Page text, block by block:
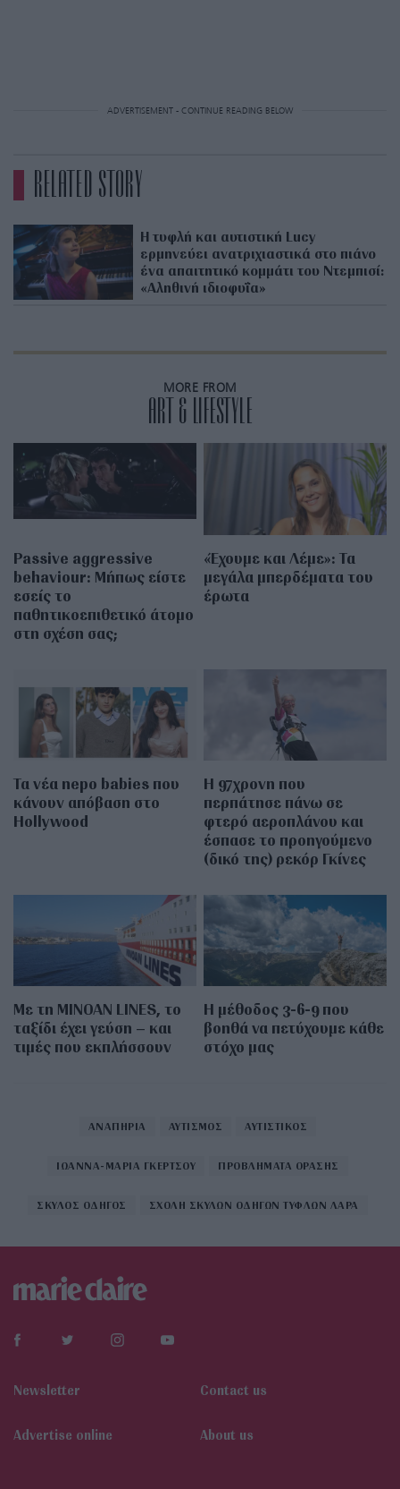
ADVERTISEMENT - CONTINUE READING BELOW
RELATED STORY
Η τυφλή και αυτιστική Lucy
ερμηνεύει ανατριχιαστικά στο πιάνο
ένα απαιτητικό κομμάτι του Ντεμπισί:
«Αληθινή ιδιοφυΐα»
MORE FROM
ART & LIFESTYLE
Passive aggressive
behaviour: Μήπως είστε
εσείς το
παθητικοεπιθετικό άτομο
στη σχέση σας;
«Έχουμε και Λέμε»: Τα
μεγάλα μπερδέματα του
έρωτα
Τα νέα nepo babies που
κάνουν απόβαση στο
Hollywood
Η 97χρονη που
περπάτησε πάνω σε
φτερό αεροπλάνου και
έσπασε το προηγούμενο
(δικό της) ρεκόρ Γκίνες
Με τη MINOAN LINES, το
ταξίδι έχει γεύση – και
τιμές που εκπλήσσουν
Η μέθοδος 3-6-9 που
βοηθά να πετύχουμε κάθε
στόχο μας
ΑΝΑΠΗΡΙΑ ΑΥΤΙΣΜΟΣ ΑΥΤΙΣΤΙΚΟΣ
ΙΩΑΝΝΑ-ΜΑΡΙΑ ΓΚΕΡΤΣΟΥ ΠΡΟΒΛΗΜΑΤΑ ΟΡΑΣΗΣ
ΣΚΥΛΟΣ ΟΔΗΓΟΣ ΣΧΟΛΗ ΣΚΥΛΩΝ ΟΔΗΓΩΝ ΤΥΦΛΩΝ ΛΑΡΑ
Newsletter Contact us
Αdvertise online About us